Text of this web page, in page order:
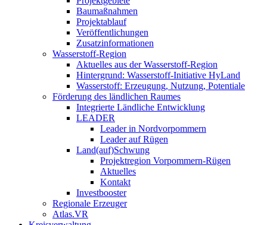
Baumaßnahmen
Projektablauf
Veröffentlichungen
Zusatzinformationen
Wasserstoff-Region
Aktuelles aus der Wasserstoff-Region
Hintergrund: Wasserstoff-Initiative HyLand
Wasserstoff: Erzeugung, Nutzung, Potentiale
Förderung des ländlichen Raumes
Integrierte Ländliche Entwicklung
LEADER
Leader in Nordvorpommern
Leader auf Rügen
Land(auf)Schwung
Projektregion Vorpommern-Rügen
Aktuelles
Kontakt
Investbooster
Regionale Erzeuger
Atlas.VR